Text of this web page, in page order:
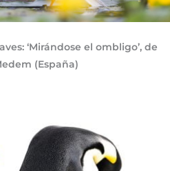
‘Mirándose el ombligo’, de
(España)